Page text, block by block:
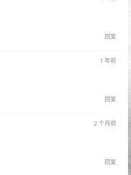
回复
1 年前
回复
2 个月前
回复